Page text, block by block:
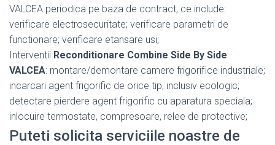
VALCEA periodica pe baza de contract, ce include:
verificare electrosecuritate; verificare parametri de
functionare; verificare etansare usi;
Interventii Reconditionare Combine Side By Side
VALCEA: montare/demontare camere frigorifice industriale;
incarcari agent frigorific de orice tip, inclusiv ecologic;
detectare pierdere agent frigorific cu aparatura speciala;
inlocuire termostate, compresoare, relee de protective;
Puteti solicita serviciile noastre de